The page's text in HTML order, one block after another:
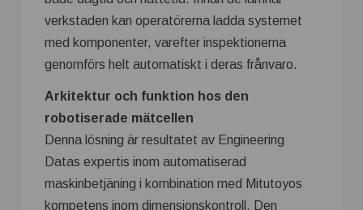
verkstaden kan operatörerna ladda systemet
med komponenter, varefter inspektionerna
genomförs helt automatiskt i deras frånvaro.
Arkitektur och funktion hos den
robotiserade mätcellen
Denna lösning är resultatet av Engineering
Datas expertis inom automatiserad
maskinbetjäning i kombination med Mitutoyos
kompetens inom dimensionskontroll. Den